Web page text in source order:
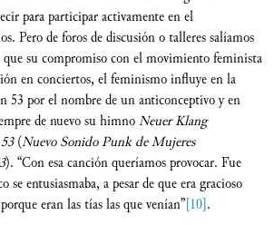
para participar activamente en el
Pero de foros de discusión o talleres salíamos
que su compromiso con el movimiento feminista
en conciertos, el feminismo influye en la
53 por el nombre de un anticonceptivo y en
de nuevo su himnoNeuer Klang
(Nuevo Sonido Punk de Mujeres
). “Con esa canción queríamos provocar. Fue
se entusiasmaba, a pesar de que era gracioso
eran las tías las que venían”[10].